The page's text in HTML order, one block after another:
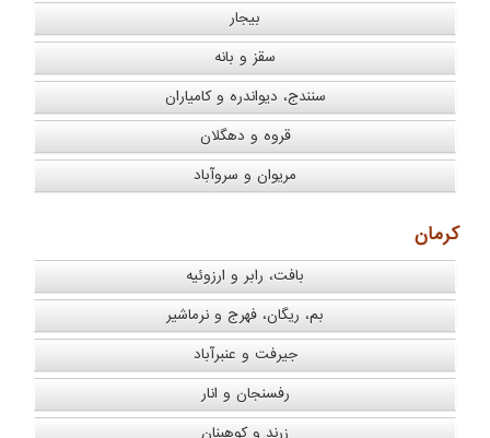
بیجار
سقز و بانه
سنندج، دیواندره و کامیاران
قروه و دهگلان
مریوان و سروآباد
كرمان
بافت، رابر و ارزوئیه
بم، ریگان، فهرج و نرماشیر
جیرفت و عنبرآباد
رفسنجان و انار
زرند و کوهبنان